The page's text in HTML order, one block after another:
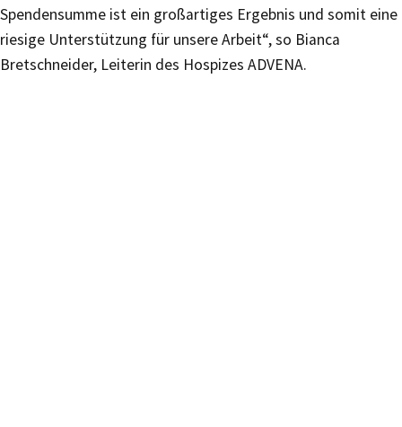
Spendensumme ist ein großartiges Ergebnis und somit eine
riesige Unterstützung für unsere Arbeit“, so Bianca
Bretschneider, Leiterin des Hospizes ADVENA.